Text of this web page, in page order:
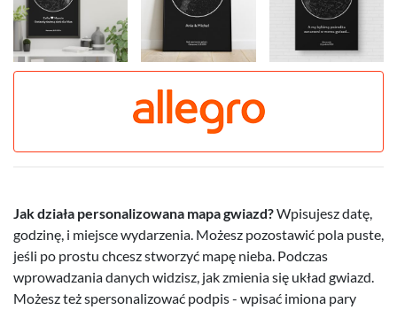
Jak działa personalizowana mapa gwiazd?Wpisujesz datę,
godzinę, i miejsce wydarzenia. Możesz pozostawić pola puste,
jeśli po prostu chcesz stworzyć mapę nieba. Podczas
wprowadzania danych widzisz, jak zmienia się układ gwiazd.
Możesz też spersonalizować podpis - wpisać imiona pary